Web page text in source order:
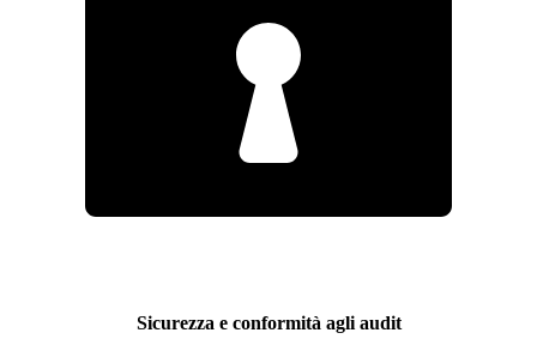
Sicurezza e conformità agli audit